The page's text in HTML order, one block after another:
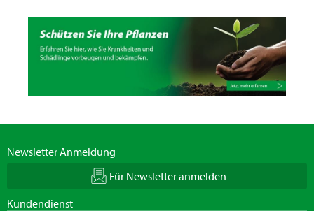
Newsletter Anmeldung
Für Newsletter anmelden
Kundendienst